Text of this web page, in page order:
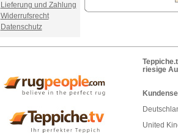
Lieferung und Zahlung
Widerrufsrecht
Datenschutz
riesige
United